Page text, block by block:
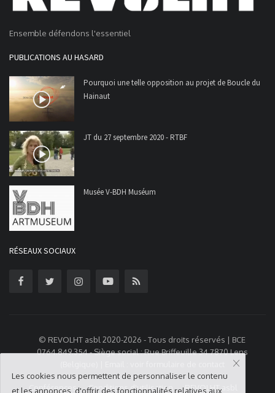
Ensemble défendons l'essentiel
PUBLICATIONS AU HASARD
Pourquoi une telle opposition au projet de Boucle du
Hainaut
JT du 27 septembre 2020 - RTBF
Musée V-BDH Muséum
RÉSEAUX SOCIAUX
© REVOLHT asbl 2020-2026 - Tous droits réservés | BCE
0764.849.354 - Siège social : Rue Briffeuille 34 7870 Lens
Conférences Conditions d'utilisation REVOLHT asbl
Les cookies nous permettent de personnaliser le contenu
et les annonces, d'offrir des fonctionnalités relatives aux